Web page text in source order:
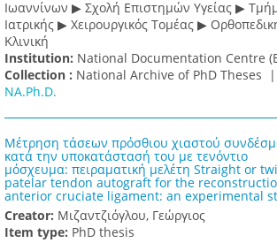
Ιωαννίνων ▶ Σχολή Επιστημών Υγείας ▶
Ιατρικής ▶ Χειρουργικός Τομέας ▶
Κλινική
Institution: National Documentation Centre
Collection : National Archive of PhD Theses |
NA.Ph.D.
Μέτρηση τάσεων πρόσθιου χιαστού
κατά την υποκατάστασή του με τενόντιο
μόσχευμα: πειραματική μελέτη Straight or
patelar tendon autograft for the
anterior cruciate ligament: an experimental
Creator: Μιζαντζιόγλου, Γεώργιος
Item type: PhD thesis